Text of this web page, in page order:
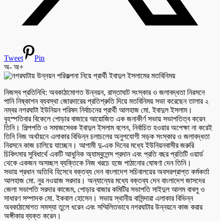
Tweet
Pin
অ- অ+
নিজস্ব প্রতিনিধি: অবকাঠামোগত উন্নয়ন, রাস্তাঘাট সংস্কার ও জলাবদ্ধতা নিরসনে
পানি নিষ্কাশন ব্যবস্থা জোরদারের প্রতিশ্রুতি দিয়ে মতবিনিময় সভা করেছেন তালার ২
নম্বর নগরঘাটা ইউনিয়ন পরিষদ নির্বাচনের প্রার্থী আলহাজ মো. ইবাদুল ইসলাম।
বৃহস্পতিবার বিকেলে পোড়ার বাজারে আয়োজিত এক জনাকীর্ণ সভায় সভাপতিত্ব করেন
তিনি। শিল্পপতি ও সমাজসেবক ইবাদুল ইসলাম বলেন, নির্বাচিত হওয়ার অপেক্ষা না করেই
তিনি নিজ অর্থায়নে এলাকার বিভিন্ন চলাচলের অনুপযোগী সড়ক সংস্কার ও জলাবদ্ধতা
নিরসনে কাজ চালিয়ে যাচ্ছেন। আগামী দু-এক দিনের মধ্যে ইউনিয়নবাসীর জরুরি
চিকিৎসার সুবিধার্থে একটি আধুনিক অ্যাম্বুলেন্স প্রদান এবং প্রতি বছর প্রতিটি ওয়ার্ড
থেকে একজন অসচ্ছল ব্যক্তিকে নিজ খরচে হজে পাঠানোর ঘোষণা দেন তিনি।
সভায় প্রধান অতিথি হিসেবে বক্তব্য দেন বাংলাদেশ সচিবালয়ের অবসরপ্রাপ্ত কর্মকর্তা
আলহাজ মো. নুর নওয়াজ সরদার। অন্যান্যের মধ্যে বক্তব্য দেন বাংলাদেশ জাসদের
জেলা সভাপতি সরদার কাজেম, পোড়ার বাজার কমিটির সভাপতি সাইদুল আলম বাবলু ও
সাধারণ সম্পাদক মো. ইকবাল হোসেন। সভায় স্থানীয় বাসিন্দারা এলাকার বিভিন্ন
অবকাঠামোগত সমস্যা তুলে ধরেন এবং সম্মিলিতভাবে নগরঘাটার উন্নয়নে কাজ করার
অঙ্গীকার ব্যক্ত করেন।